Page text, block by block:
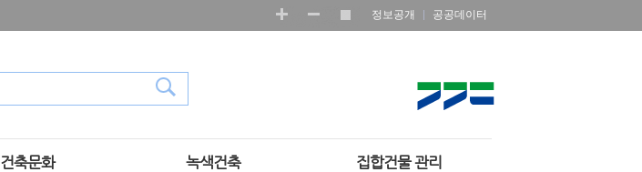
정보공개 공공데이터
건축문화 녹색건축 집합건물 관리